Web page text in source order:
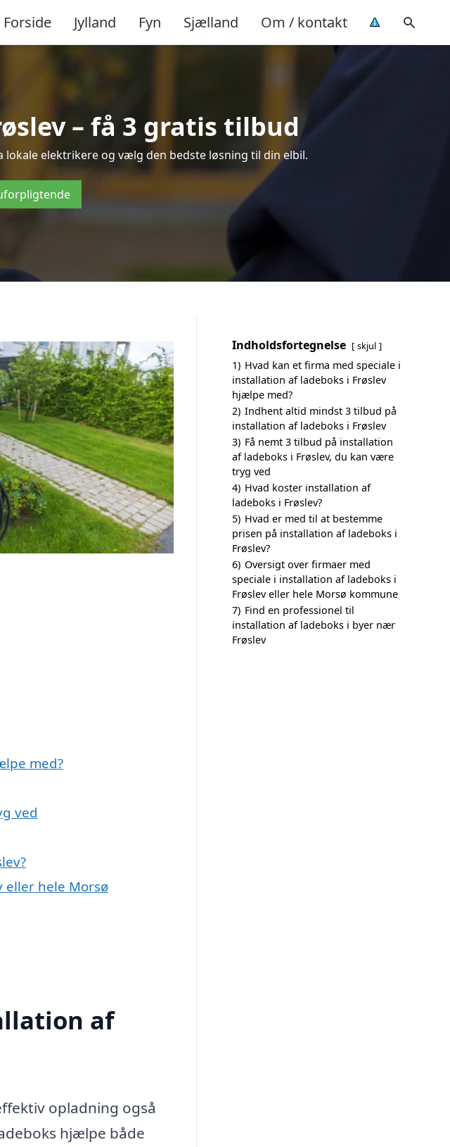
Forside Jylland Fyn Sjælland Om / kontakt
– få 3 gratis tilbud
elektrikere og vælg den bedste løsning til din elbil.
med?
ved
eller hele Morsø
af
opladning også
hjælpe både
Indholdsfortegnelse skjul
1) Hvad kan et firma med speciale i
installation af ladeboks i Frøslev
hjælpe med?
2) Indhent altid mindst 3 tilbud på
installation af ladeboks i Frøslev
3) Få nemt 3 tilbud på installation
af ladeboks i Frøslev, du kan være
tryg ved
4) Hvad koster installation af
ladeboks i Frøslev?
5) Hvad er med til at bestemme
prisen på installation af ladeboks i
Frøslev?
6) Oversigt over firmaer med
speciale i installation af ladeboks i
Frøslev eller hele Morsø kommune
7) Find en professionel til
installation af ladeboks i byer nær
Frøslev